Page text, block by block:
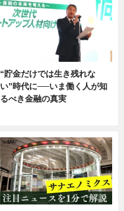
“貯金だけでは生き残れな
い”時代に──いま働く人が知
るべき金融の真実